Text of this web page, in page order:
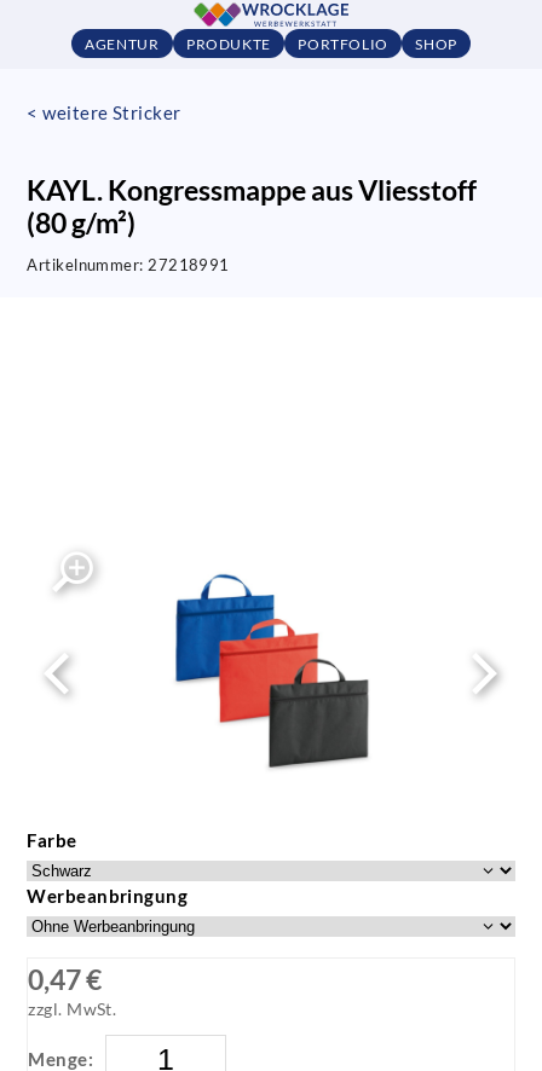
AGENTUR PRODUKTE PORTFOLIO SHOP
< weitere Stricker
KAYL. Kongressmappe aus Vliesstoff
(80 g/m²)
Artikelnummer: 27218991
Farbe
Werbeanbringung
0,47 €
zzgl. MwSt.
Menge: